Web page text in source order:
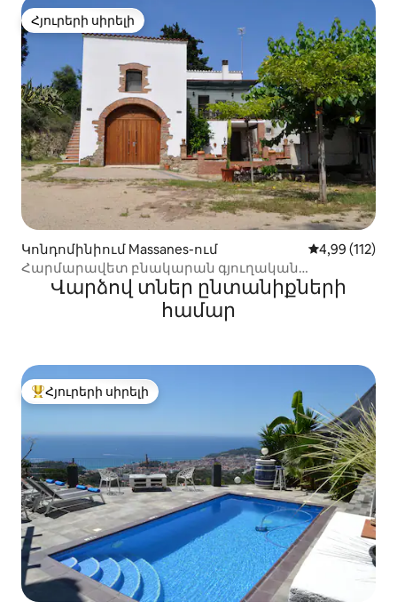
Հյուրերի սիրելի
Հյուրերի սիրելի
Կոնդոմինիում Massanes-ում Միջին
4,99 (112)
Հարմարավետ բնակարան գյուղական
միջավայրում
Վարձով տներ ընտանիքների
համար
Հյուրերի սիրելի լավագույն տները
Հյուրերի սիրելի